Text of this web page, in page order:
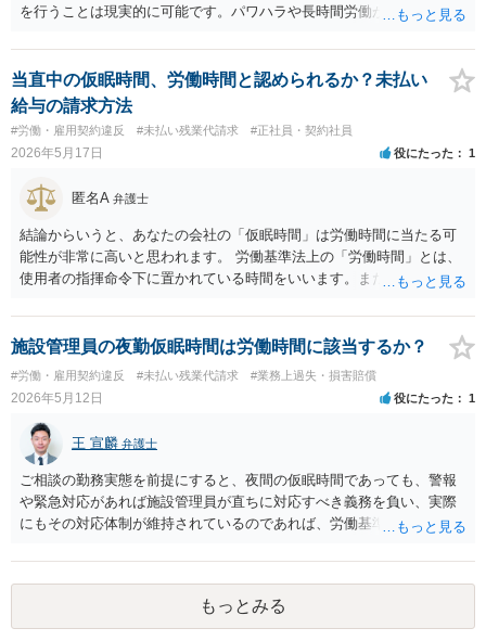
を行うことは現実的に可能です。パワハラや長時間労働が原因で精神
認められる可能性もあります。ただし、個別の事案における証拠の信
用性や心理的負荷の強度の判断は、事実関係を総合的に考慮して行わ
れます。 引継ぎについては、雇用関係が終了していますので、原則と
して命令に応じる義務はありません。もっとも、ここも従前の経緯に
はよりますので、一概に引継ぎをしないでよいということは断言でき
ません。
当直中の仮眠時間、労働時間と認められるか？未払い
給与の請求方法
#労働・雇用契約違反 #未払い残業代請求 #正社員・契約社員
2026年5月17日 役にたった 1
匿名A 弁護士
結論からいうと、あなたの会社の「仮眠時間」は労働時間に当たる可
能性が非常に高いと思われます。 労働基準法上の「労働時間」とは、
使用者の指揮命令下に置かれている時間をいいます。また、「休憩時
中、指揮命令による拘束から完全に解放されていることが要求されま
す。 ご記載の事情からすると、ご相談のケースも「仮眠中でも指揮命
令下にある」、つまり、「労働時間である」と認定される可能性が高
いと考えられます 実際、最高裁判例（最一小判平成14年2月28日・大
星ビル管理事件）でも、最高裁は、「ビル管理会社の従業員が従事す
る泊り勤務の間に設定されている連続七時間ないし九時間の仮眠時間
は、従業員が労働契約に基づき仮眠室における待機と警報や電話等に
対して直ちに相当の対応をすることを義務付けられており、そのよう
な対応をすることが皆無に等しいなど実質的に上記義務付けがされて
いないと認めることができるような事情も存しないなど判示の事実関
係の下においては、実作業に従事していない時間も含め全体として従
業員が使用者の指揮命令下に置かれているものであり、労働基準法三
二条の労働時間に当たる。」と判示して、電話対応義務を課された仮
眠時間を労働時間と認めています。 早めに残業代事件に精通した弁護
士に直接相談されることをお勧めします。
施設管理員の夜勤仮眠時間は労働時間に該当するか？
#労働・雇用契約違反 #未払い残業代請求 #業務上過失・損害賠償
2026年5月12日 役にたった 1
王 宣麟 弁護士
ご相談の勤務実態を前提にすると、夜間の仮眠時間であっても、警報
や緊急対応があれば施設管理員が直ちに対応すべき義務を負い、実際
にもその対応体制が維持されているのであれば、労働基準法上の『労
活動仮眠時間であっても労働からの解放が保障されていない場合には
労働時間に当たると判断しており、ビル管理業務では仮眠室待機・警
報対応義務がある事案で労働時間性が認められた裁判例があります。
他方で、深夜業務が極めて限定的で、仮眠者の出動実績もなく、実質
もっとみる